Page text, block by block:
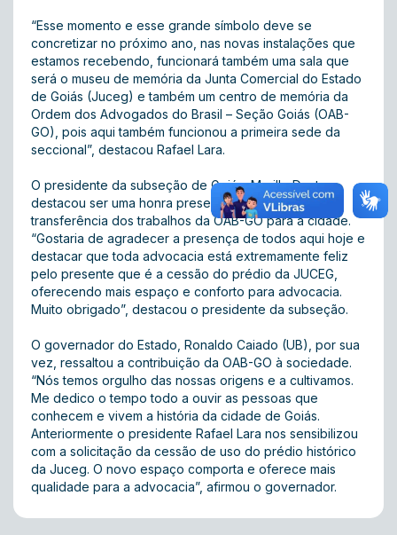
“Esse momento e esse grande símbolo deve se
concretizar no próximo ano, nas novas instalações que
estamos recebendo, funcionará também uma sala que
será o museu de memória da Junta Comercial do Estado
de Goiás (Juceg) e também um centro de memória da
Ordem dos Advogados do Brasil – Seção Goiás (OAB-
GO), pois aqui também funcionou a primeira sede da
seccional”, destacou Rafael Lara.
O presidente da subseção de Goiás, Murillo Dantas,
destacou ser uma honra presenciar mais uma vez a
transferência dos trabalhos da OAB-GO para a cidade.
“Gostaria de agradecer a presença de todos aqui hoje e
destacar que toda advocacia está extremamente feliz
pelo presente que é a cessão do prédio da JUCEG,
oferecendo mais espaço e conforto para advocacia.
Muito obrigado”, destacou o presidente da subseção.
O governador do Estado, Ronaldo Caiado (UB), por sua
vez, ressaltou a contribuição da OAB-GO à sociedade.
“Nós temos orgulho das nossas origens e a cultivamos.
Me dedico o tempo todo a ouvir as pessoas que
conhecem e vivem a história da cidade de Goiás.
Anteriormente o presidente Rafael Lara nos sensibilizou
com a solicitação da cessão de uso do prédio histórico
da Juceg. O novo espaço comporta e oferece mais
qualidade para a advocacia”, afirmou o governador.